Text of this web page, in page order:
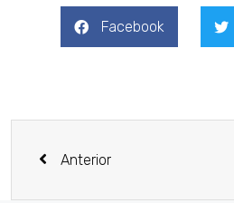
Facebook
Anterior